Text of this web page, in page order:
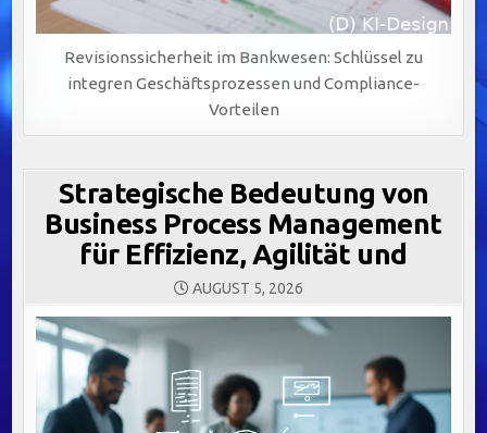
Revisionssicherheit im Bankwesen: Schlüssel zu
integren Geschäftsprozessen und Compliance-
Vorteilen
Strategische Bedeutung von
Business Process Management
für Effizienz, Agilität und
AUGUST 5, 2026